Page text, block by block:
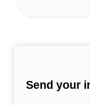
Send your